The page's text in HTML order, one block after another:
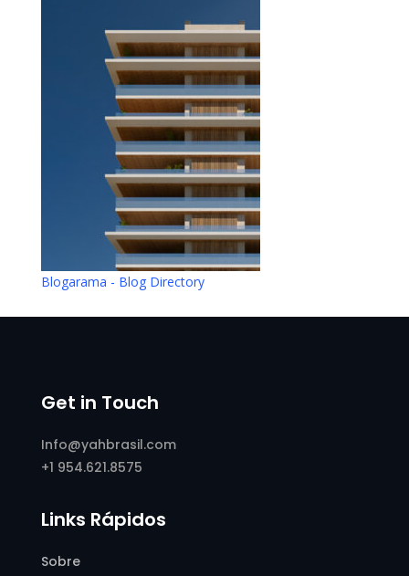
Blogarama - Blog Directory
Get in Touch
Info@yahbrasil.com
+1 954.621.8575
Links Rápidos
Sobre